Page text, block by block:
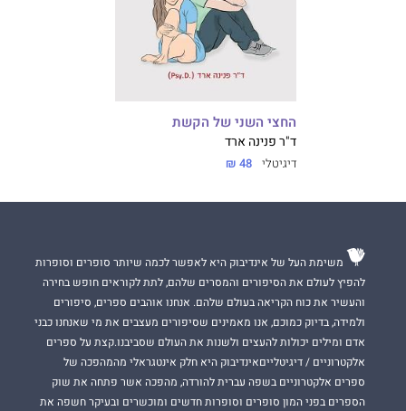
החצי השני של הקשת
ד"ר פנינה ארד
דיגיטלי 48 ₪
משימת העל של אינדיבוק היא לאפשר לכמה שיותר סופרים וסופרות
להפיץ לעולם את הסיפורים והמסרים שלהם, לתת לקוראים חופש בחירה
והעשיר את כוח הקריאה בעולם שלהם. אנחנו אוהבים ספרים, סיפורים
ולמידה, בדיוק כמוכם, אנו מאמינים שסיפורים מעצבים את מי שאנחנו כבני
אדם ומילים יכולות להעצים ולשנות את העולם שסביבנו.קצת על ספרים
אלקטרוניים / דיגיטלייםאינדיבוק היא חלק אינטגראלי מהמהפכה של
ספרים אלקטרוניים בשפה עברית להורדה, מהפכה אשר פתחה את שוק
הספרים בפני המון סופרים וסופרות חדשים ומוכשרים ובעיקר חשפה את